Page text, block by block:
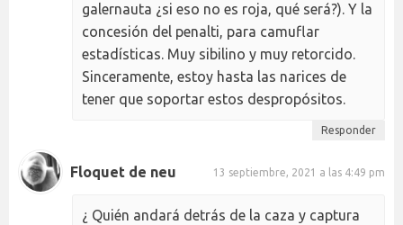
galernauta ¿si eso no es roja, qué será?). Y la
concesión del penalti, para camuflar
estadísticas. Muy sibilino y muy retorcido.
Sinceramente, estoy hasta las narices de
tener que soportar estos despropósitos.
Responder
Floquet de neu 13 septiembre, 2021 a las 4:49 pm
¿ Quién andará detrás de la caza y captura